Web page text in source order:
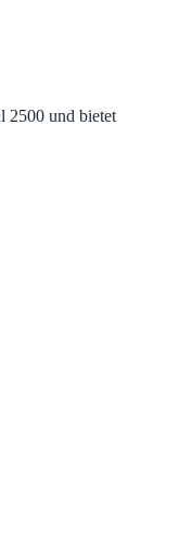
2500 und bietet